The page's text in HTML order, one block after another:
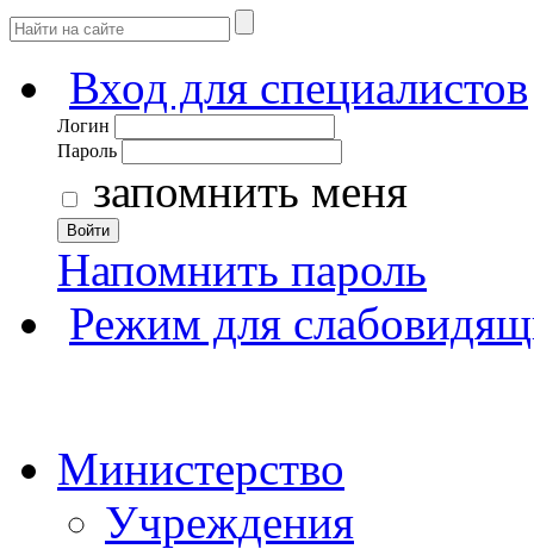
Вход для специалистов
Логин
Пароль
запомнить меня
Войти
Напомнить пароль
Режим для
Министерство
Учреждения